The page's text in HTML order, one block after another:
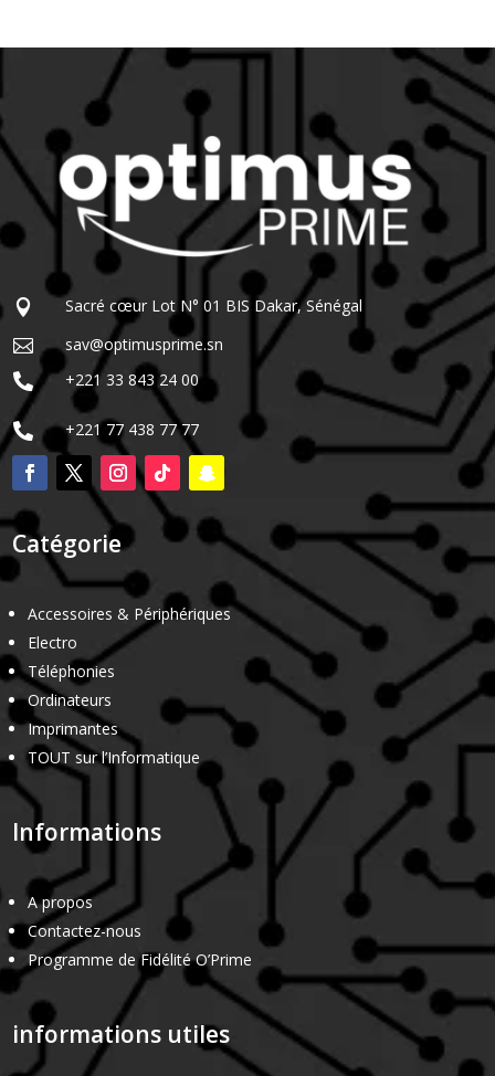
 Sacré cœur Lot N° 01 BIS Dakar, Sénégal
 sav@optimusprime.sn
 +221 33 843 24 00
 +221 77 438 77 77
Catégorie
Accessoires & Périphériques
Electro
Téléphonies
Ordinateurs
Imprimantes
TOUT sur l’Informatique
Informations
A propos
Contactez-nous
Programme de Fidélité O’Prime
informations utiles